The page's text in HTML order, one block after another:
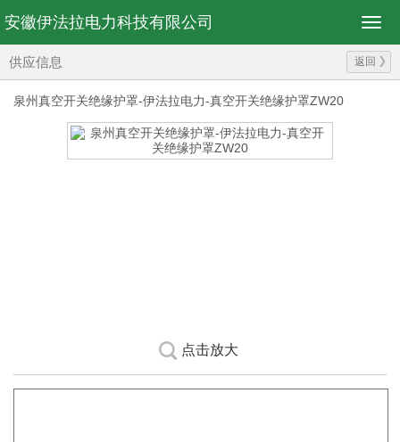
安徽伊法拉电力科技有限公司
供应信息 返回
泉州真空开关绝缘护罩-伊法拉电力-真空开关绝缘护罩ZW20
点击放大